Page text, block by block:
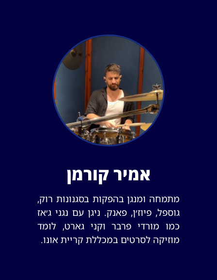
אמיר קורמן
מתמחה ומנגן בהפקות בסגנונות רוק,
גוספל, פיוז׳ן, פאנק. ניגן עם נגני ג׳אז
כמו מורדי פרבר וקני גארט, לומד
מוזיקה לסרטים במכללת קריית אונו.